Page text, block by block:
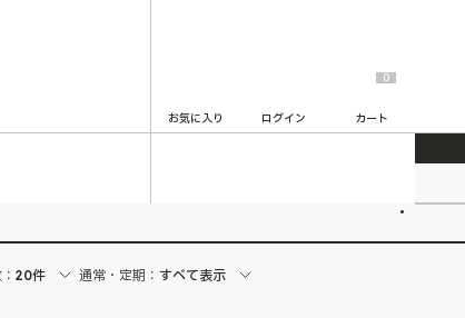
お気に入り ログイン
0
カート
20件 通常・定期： すべて表示